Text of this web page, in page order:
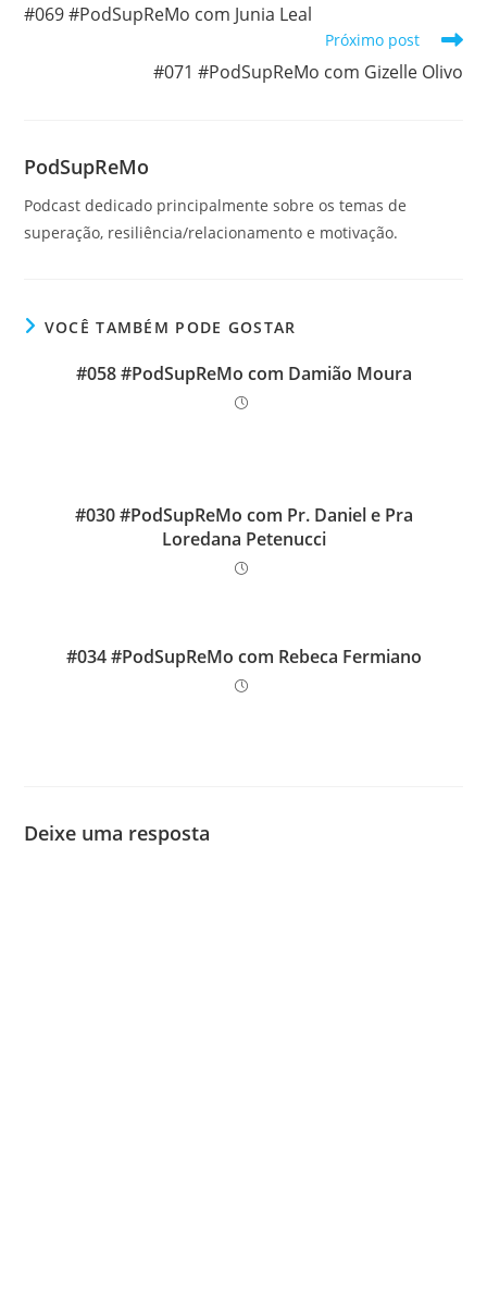
artigos
#069 #PodSupReMo com Junia Leal
Próximo post
#071 #PodSupReMo com Gizelle Olivo
PodSupReMo
Podcast dedicado principalmente sobre os temas de
superação, resiliência/relacionamento e motivação.
VOCÊ TAMBÉM PODE GOSTAR
#058 #PodSupReMo com Damião Moura
#030 #PodSupReMo com Pr. Daniel e Pra
Loredana Petenucci
#034 #PodSupReMo com Rebeca Fermiano
Deixe uma resposta